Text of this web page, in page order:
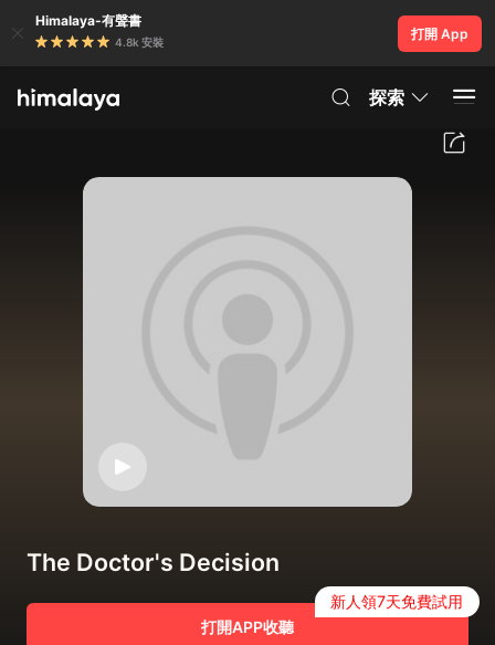
Himalaya-有聲書
4.8k 安裝
打開 App
探索
The Doctor's Decision
打開APP收聽
新人領7天免費試用